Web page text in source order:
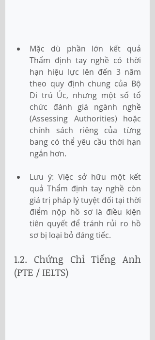
Mặc dù phần lớn kết quả
Thẩm định tay nghề có thời
hạn hiệu lực lên đến 3 năm
theo quy định chung của Bộ
Di trú Úc, nhưng một số tổ
chức đánh giá ngành nghề
(Assessing Authorities) hoặc
chính sách riêng của từng
bang có thể yêu cầu thời hạn
ngắn hơn.
Lưu ý: Việc sở hữu một kết
quả Thẩm định tay nghề còn
giá trị pháp lý tuyệt đối tại thời
điểm nộp hồ sơ là điều kiện
tiên quyết để tránh rủi ro hồ
sơ bị loại bỏ đáng tiếc.
1.2. Chứng Chỉ Tiếng Anh
(PTE / IELTS)